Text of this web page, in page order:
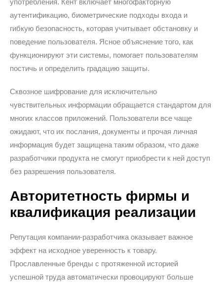
употребления. Кент включает многофакторную
аутентификацию, биометрические подходы входа и
гибкую безопасность, которая учитывает обстановку и
поведение пользователя. Ясное объяснение того, как
функционируют эти системы, помогает пользователям
постичь и определить градацию защиты.
Сквозное шифрование для исключительно
чувствительных информации обращается стандартом для
многих классов приложений. Пользователи все чаще
ожидают, что их послания, документы и прочая личная
информация будет защищена таким образом, что даже
разработчики продукта не смогут приобрести к ней доступ
без разрешения пользователя.
Авторитетность фирмы и
квалификация реализации
Репутация компании-разработчика оказывает важное
эффект на исходное уверенность к товару.
Прославленные бренды с протяженной историей
успешной труда автоматически провоцируют больше